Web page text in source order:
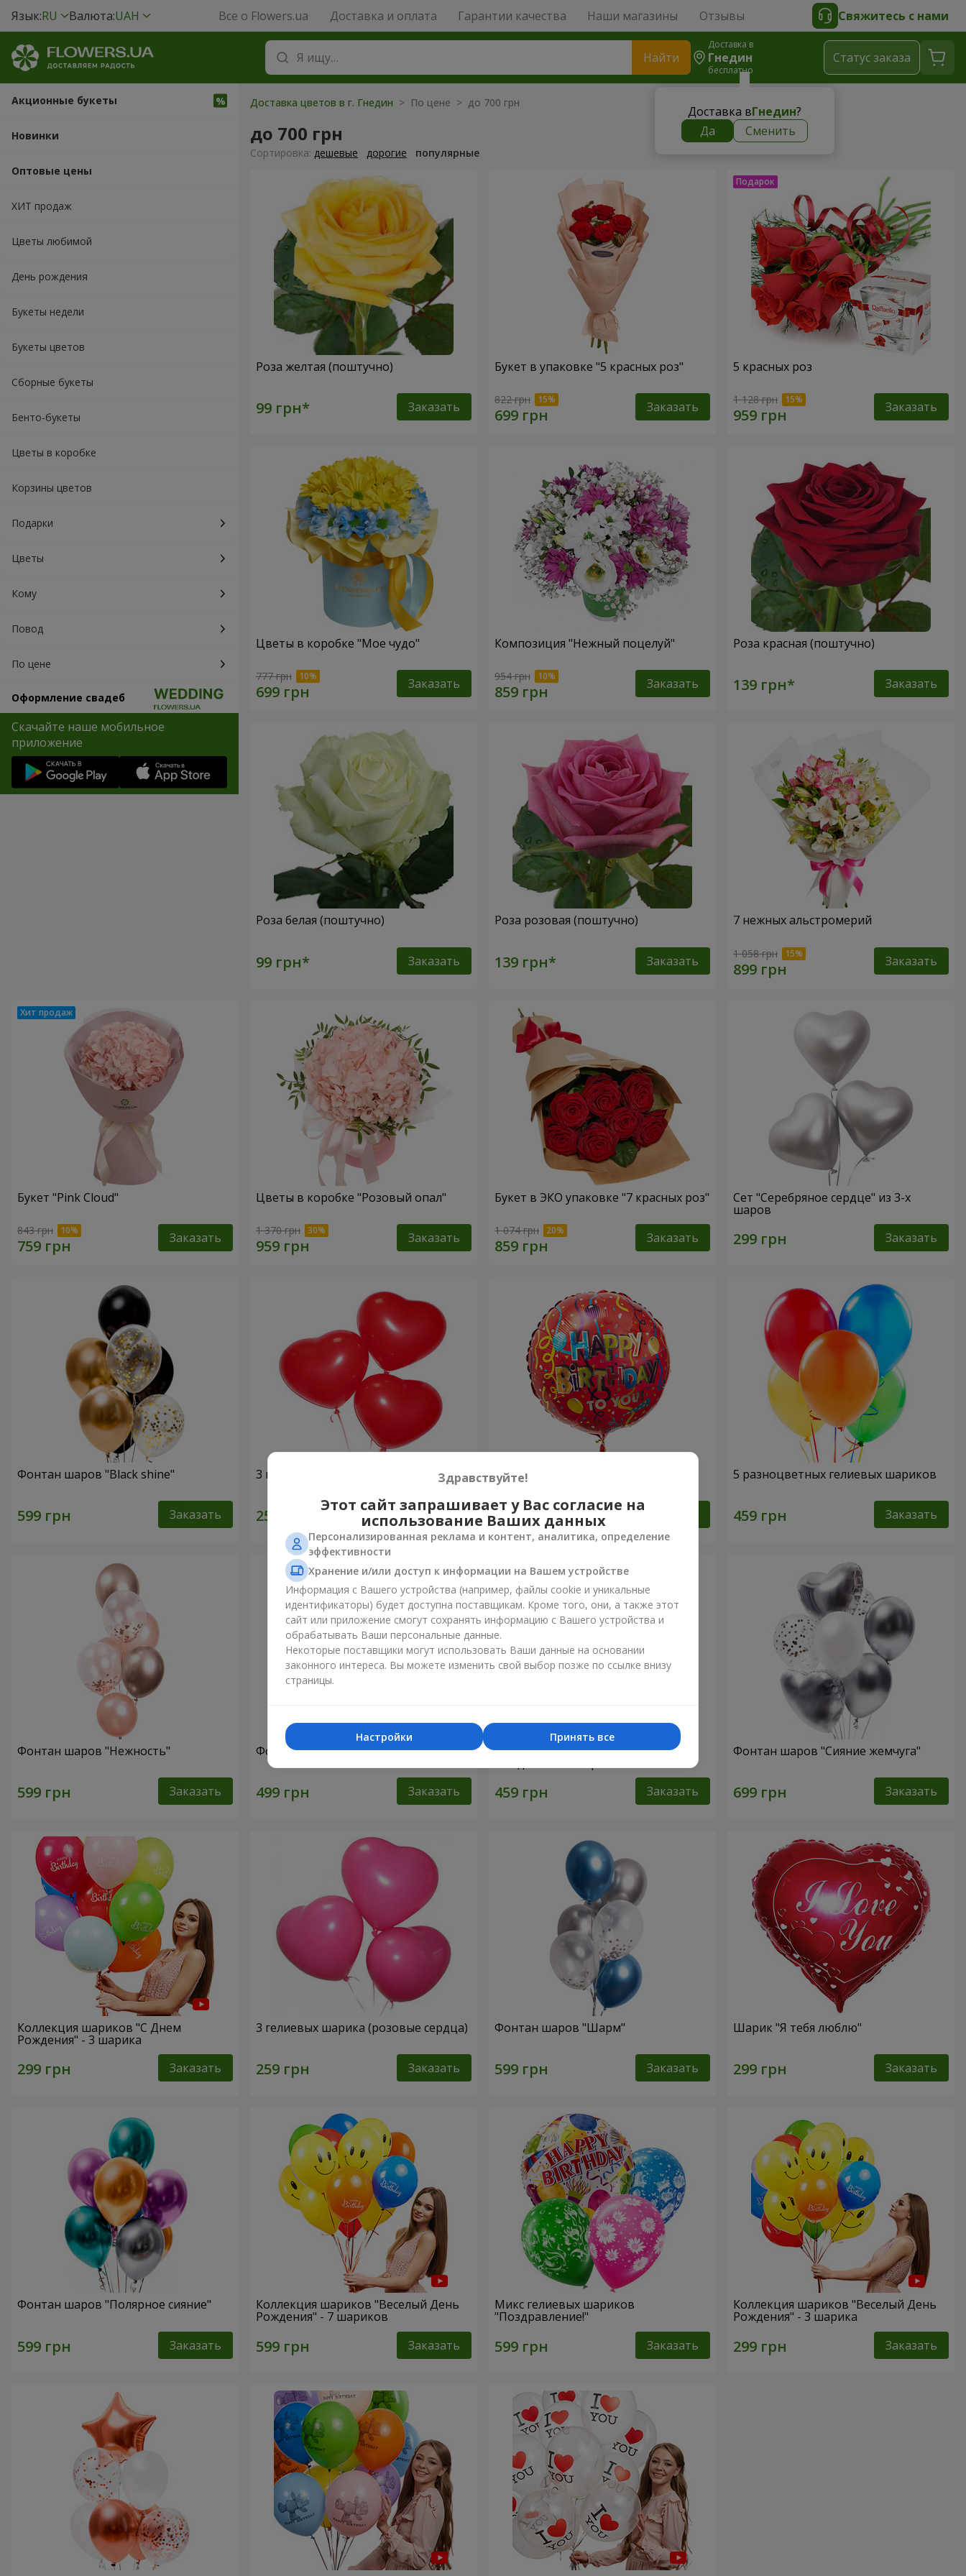
Язык:RU Валюта:UAH Все о Flowers.ua Доставка и оплата Гарантии качества Наши магазины Отзывы Свяжитесь с нами
Найти
Доставка в
Гнедин
бесплатно
Доставка вГнедин?
Да
Сменить
Cтатус заказа
Акционные букеты
Новинки
Оптовые цены
ХИТ продаж
Цветы любимой
День рождения
Букеты недели
Букеты цветов
Сборные букеты
Бенто-букеты
Цветы в коробке
Корзины цветов
Подарки
Цветы
Кому
Повод
По цене
Оформление свадеб
Скачайте наше мобильное
приложение
Доставка цветов в г. Гнедин > По цене > до 700 грн
до 700 грн
Cортировка: дешевые дорогие популярные
Роза желтая (поштучно)
Заказать
Букет в упаковке "5 красных роз"
822 грн Заказать
5 красных роз
1 128 грн Заказать
Цветы в коробке "Мое чудо"
777 грн Заказать
Композиция "Нежный поцелуй"
954 грн Заказать
Роза красная (поштучно)
Заказать
Роза белая (поштучно)
Заказать
Роза розовая (поштучно)
Заказать
7 нежных альстромерий
1 058 грн Заказать
Букет "Pink Cloud"
843 грн Заказать
Цветы в коробке "Розовый опал"
1 370 грн Заказать
Букет в ЭКО упаковке "7 красных роз"
1 074 грн Заказать
Сет "Серебряное сердце" из 3-х
шаров
Заказать
Фонтан шаров "Black shine"
Заказать
3 гелиевых шарика (красные сердца)
Заказать
Шарик "С Днём рождения" 5 разноцветных гелиевых шариков
Заказать
Фонтан шаров "Нежность"
Заказать
Фонтан шаров “Golden hearts”
Заказать
Коллекция шариков "С Днем
Заказать
Фонтан шаров "Сияние жемчуга"
Заказать
Коллекция шариков "С Днем
Рождения" - 3 шарика
Заказать
3 гелиевых шарика (розовые сердца)
Заказать
Фонтан шаров "Шарм"
Заказать
Шарик "Я тебя люблю"
Заказать
Фонтан шаров "Полярное сияние"
Заказать
Коллекция шариков "Веселый День
Рождения" - 7 шариков
Заказать
Микс гелиевых шариков
"Поздравление!"
Заказать
Коллекция шариков "Веселый День
Рождения" - 3 шарика
Заказать
Здравствуйте!
Этот сайт запрашивает у Вас согласие на
использование Ваших данных
Персонализированная реклама и контент, аналитика, определение
эффективности
Хранение и/или доступ к информации на Вашем устройстве
Информация с Вашего устройства (например, файлы cookie и уникальные
идентификаторы) будет доступна поставщикам. Кроме того, они, а также этот
сайт или приложение смогут сохранять информацию с Вашего устройства и
обрабатывать Ваши персональные данные.
Некоторые поставщики могут использовать Ваши данные на основании
законного интереса. Вы можете изменить свой выбор позже по ссылке внизу
страницы.
Принять все
Настройки